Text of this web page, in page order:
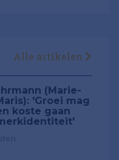
Alle artikelen
(Marie-
'Groei mag
koste gaan